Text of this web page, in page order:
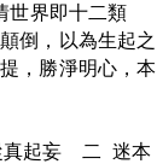
世界即十二類
倒，以為生起之
，勝淨明心，本
真起妄 二
迷本